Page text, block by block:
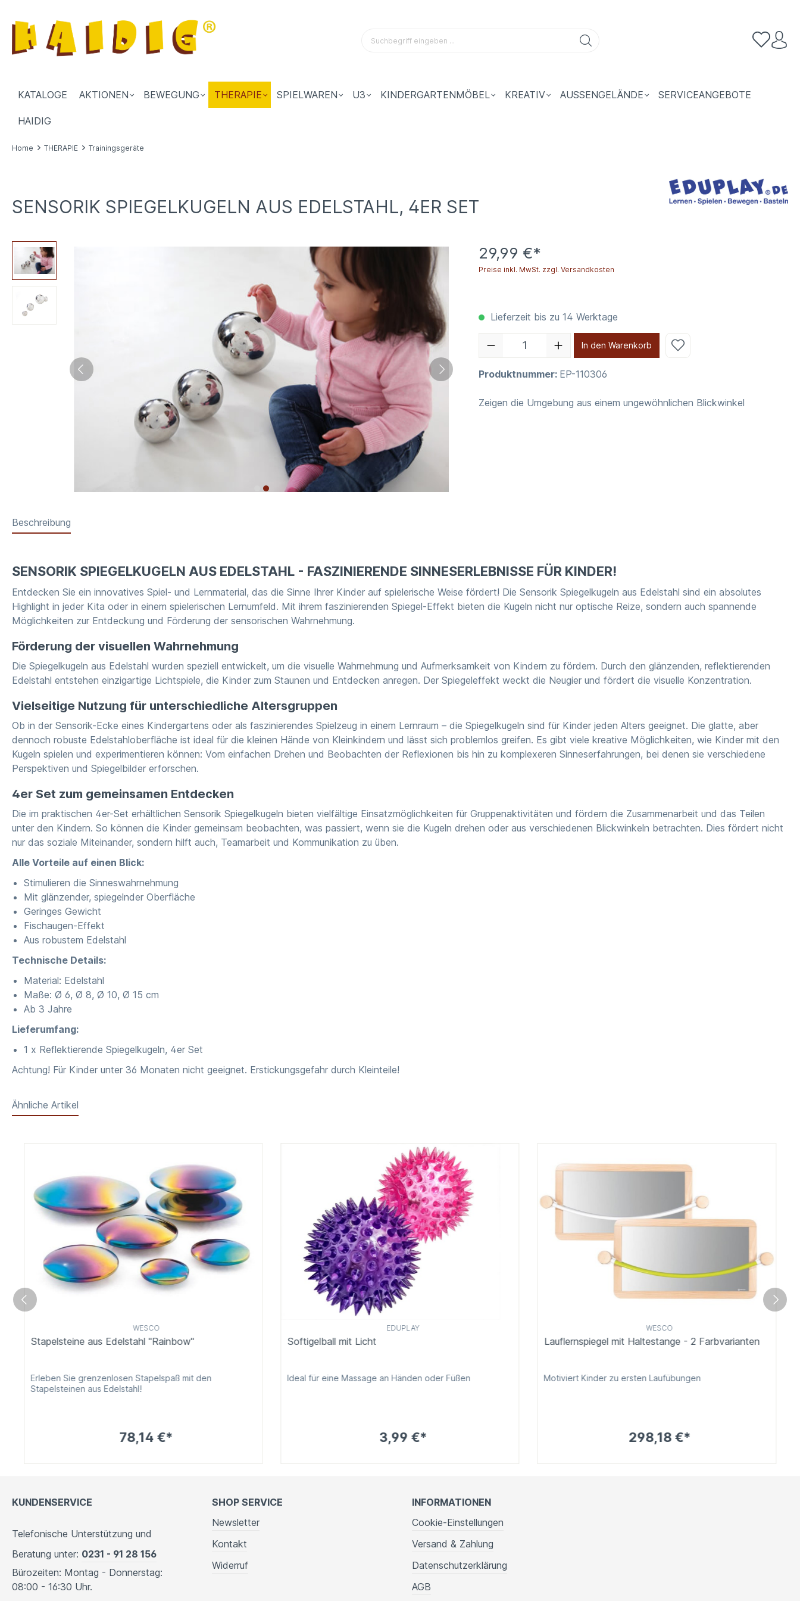
KATALOGE AKTIONEN BEWEGUNG THERAPIE SPIELWAREN U3 KINDERGARTENMÖBEL KREATIV AUSSENGELÄNDE SERVICEANGEBOTE
HAIDIG
Home THERAPIE Trainingsgeräte
SENSORIK SPIEGELKUGELN AUS EDELSTAHL, 4ER SET
29,99 €*
Preise inkl. MwSt. zzgl. Versandkosten
Lieferzeit bis zu 14 Werktage
In den Warenkorb
Produktnummer: EP-110306
Zeigen die Umgebung aus einem ungewöhnlichen Blickwinkel
Beschreibung
SENSORIK SPIEGELKUGELN AUS EDELSTAHL - FASZINIERENDE SINNESERLEBNISSE FÜR KINDER!
Entdecken Sie ein innovatives Spiel- und Lernmaterial, das die Sinne Ihrer Kinder auf spielerische Weise fördert! Die Sensorik Spiegelkugeln aus Edelstahl sind ein absolutes
Highlight in jeder Kita oder in einem spielerischen Lernumfeld. Mit ihrem faszinierenden Spiegel-Effekt bieten die Kugeln nicht nur optische Reize, sondern auch spannende
Möglichkeiten zur Entdeckung und Förderung der sensorischen Wahrnehmung.
Förderung der visuellen Wahrnehmung
Die Spiegelkugeln aus Edelstahl wurden speziell entwickelt, um die visuelle Wahrnehmung und Aufmerksamkeit von Kindern zu fördern. Durch den glänzenden, reflektierenden
Edelstahl entstehen einzigartige Lichtspiele, die Kinder zum Staunen und Entdecken anregen. Der Spiegeleffekt weckt die Neugier und fördert die visuelle Konzentration.
Vielseitige Nutzung für unterschiedliche Altersgruppen
Ob in der Sensorik-Ecke eines Kindergartens oder als faszinierendes Spielzeug in einem Lernraum – die Spiegelkugeln sind für Kinder jeden Alters geeignet. Die glatte, aber
dennoch robuste Edelstahloberfläche ist ideal für die kleinen Hände von Kleinkindern und lässt sich problemlos greifen. Es gibt viele kreative Möglichkeiten, wie Kinder mit den
Kugeln spielen und experimentieren können: Vom einfachen Drehen und Beobachten der Reflexionen bis hin zu komplexeren Sinneserfahrungen, bei denen sie verschiedene
Perspektiven und Spiegelbilder erforschen.
4er Set zum gemeinsamen Entdecken
Die im praktischen 4er-Set erhältlichen Sensorik Spiegelkugeln bieten vielfältige Einsatzmöglichkeiten für Gruppenaktivitäten und fördern die Zusammenarbeit und das Teilen
unter den Kindern. So können die Kinder gemeinsam beobachten, was passiert, wenn sie die Kugeln drehen oder aus verschiedenen Blickwinkeln betrachten. Dies fördert nicht
nur das soziale Miteinander, sondern hilft auch, Teamarbeit und Kommunikation zu üben.
Alle Vorteile auf einen Blick:
Stimulieren die Sinneswahrnehmung
Mit glänzender, spiegelnder Oberfläche
Geringes Gewicht
Fischaugen-Effekt
Aus robustem Edelstahl
Technische Details:
Material: Edelstahl
Maße: Ø 6, Ø 8, Ø 10, Ø 15 cm
Ab 3 Jahre
Lieferumfang:
1 x Reflektierende Spiegelkugeln, 4er Set
Achtung! Für Kinder unter 36 Monaten nicht geeignet. Erstickungsgefahr durch Kleinteile!
Ähnliche Artikel
WESCO
Stapelsteine aus Edelstahl "Rainbow"
Erleben Sie grenzenlosen Stapelspaß mit den
Stapelsteinen aus Edelstahl!
78,14 €*
EDUPLAY
Softigelball mit Licht
Ideal für eine Massage an Händen oder Füßen
3,99 €*
WESCO
Lauflernspiegel mit Haltestange - 2 Farbvarianten
Motiviert Kinder zu ersten Laufübungen
298,18 €*
KUNDENSERVICE
Telefonische Unterstützung und
Beratung unter: 0231 - 91 28 156
Bürozeiten: Montag - Donnerstag:
08:00 - 16:30 Uhr.
SHOP SERVICE
Newsletter
Kontakt
Widerruf
INFORMATIONEN
Cookie-Einstellungen
Versand & Zahlung
Datenschutzerklärung
AGB